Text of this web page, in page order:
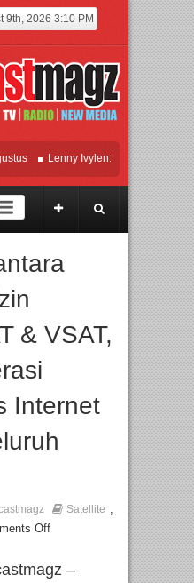
9th, 2026 3:10 PM
Lenny Ivylen: 26 Tahun Jaga
Sama Pendidikan dan Riset untuk
& VSAT,
Internet
Satellite ,
Off
–